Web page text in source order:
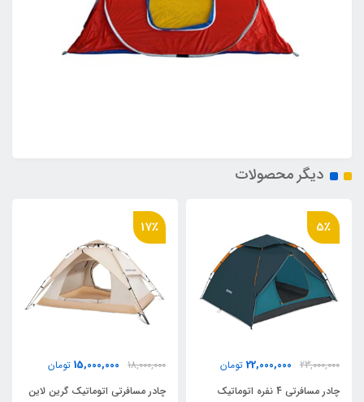
دیگر محصولات
5٪
23,000,000
22,000,000 تومان
چادر مسافرتی 4 نفره اتوماتیک
17٪
18,000,000
15,000,000 تومان
چادر مسافرتی اتوماتیک گرین لاین